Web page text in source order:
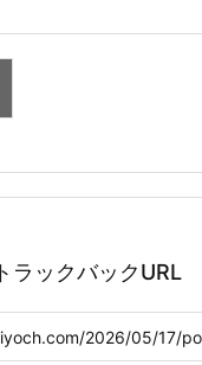
ラックバックURL